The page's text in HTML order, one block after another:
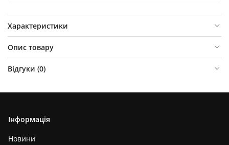
Характеристики
Опис товару
Відгуки (0)
Інформація
Новини